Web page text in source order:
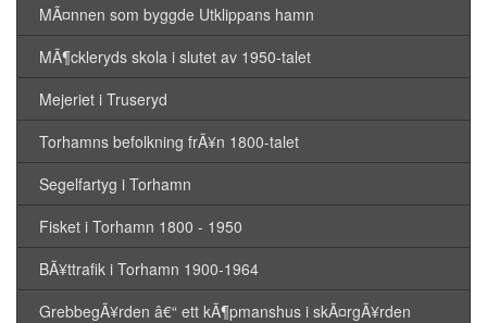
MÃ¤nnen som byggde Utklippans hamn
MÃ¶ckleryds skola i slutet av 1950-talet
Mejeriet i Truseryd
Torhamns befolkning frÃ¥n 1800-talet
Segelfartyg i Torhamn
Fisket i Torhamn 1800 - 1950
BÃ¥ttrafik i Torhamn 1900-1964
GrebbegÃ¥rden â€“ ett kÃ¶pmanshus i skÃ¤rgÃ¥rden